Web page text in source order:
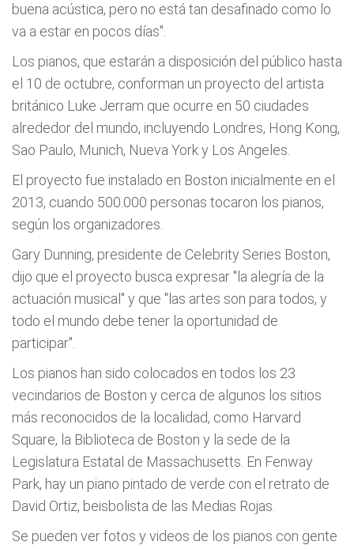
buena acústica, pero no está tan desafinado como lo
va a estar en pocos días".
Los pianos, que estarán a disposición del público hasta
el 10 de octubre, conforman un proyecto del artista
británico Luke Jerram que ocurre en 50 ciudades
alrededor del mundo, incluyendo Londres, Hong Kong,
Sao Paulo, Munich, Nueva York y Los Angeles.
El proyecto fue instalado en Boston inicialmente en el
2013, cuando 500.000 personas tocaron los pianos,
según los organizadores.
Gary Dunning, presidente de Celebrity Series Boston,
dijo que el proyecto busca expresar "la alegría de la
actuación musical" y que "las artes son para todos, y
todo el mundo debe tener la oportunidad de
participar".
Los pianos han sido colocados en todos los 23
vecindarios de Boston y cerca de algunos los sitios
más reconocidos de la localidad, como Harvard
Square, la Biblioteca de Boston y la sede de la
Legislatura Estatal de Massachusetts. En Fenway
Park, hay un piano pintado de verde con el retrato de
David Ortiz, beisbolista de las Medias Rojas.
Se pueden ver fotos y videos de los pianos con gente